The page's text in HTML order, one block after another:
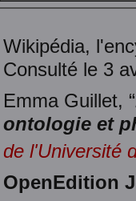
Wikipédia,
Consulté le 3
Emma Guillet, “
ontologie et
de l'Université
OpenEdition